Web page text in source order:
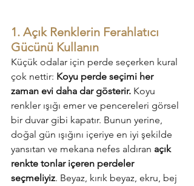
1. Açık Renklerin Ferahlatıcı
Gücünü Kullanın
Küçük odalar için perde seçerken kural
çok nettir: Koyu perde seçimi her
zaman evi daha dar gösterir. Koyu
renkler ışığı emer ve pencereleri görsel
bir duvar gibi kapatır. Bunun yerine,
doğal gün ışığını içeriye en iyi şekilde
yansıtan ve mekana nefes aldıran açık
renkte tonlar içeren perdeler
seçmeliyiz. Beyaz, kırık beyaz, ekru, bej